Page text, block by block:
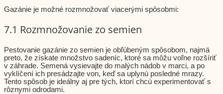
Gazánie je možné rozmnožovať viacerými spôsobmi:
7.1 Rozmnožovanie zo semien
Pestovanie gazánie zo semien je obľúbeným spôsobom, najmä
preto, že získate množstvo sadeníc, ktoré sa môžu voľne rozšíriť
v záhrade. Semená vysievajte do malých nádob v marci, a po
vyklíčení ich presádzajte von, keď sa uplynú posledné mrazy.
Tento spôsob je ideálny aj pre tých, ktorí chcú experimentovať s
rôznymi odrodami.